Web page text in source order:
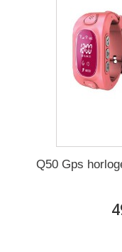
Q50 Gps